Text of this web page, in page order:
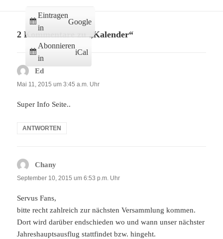
Eintragen
in
Google
Abonnieren
in
iCal
2 Kommentare zu „Kalender“
Ed
Mai 11, 2015 um 3:45 a.m. Uhr
Super Info Seite..
ANTWORTEN
Chany
September 10, 2015 um 6:53 p.m. Uhr
Servus Fans,
bitte recht zahlreich zur nächsten Versammlung kommen.
Dort wird darüber endschieden wo und wann unser nächster
Jahreshauptsausflug stattfindet bzw. hingeht.